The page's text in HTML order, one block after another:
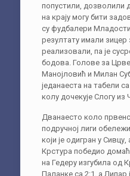
попустили, дозволили
на крају могу бити
су фудбалери
резултату имали зицер
реализовали, па је
бодова. Голове за
Манојловић и Милан
једанаеста на табели
колу дочекује Слогу из
Дванаесто коло
подручној лиги
који је одигран у Сивцу,
Крстура победио
на Гедеру изгубила од
Паланке са 2:1, а Липар